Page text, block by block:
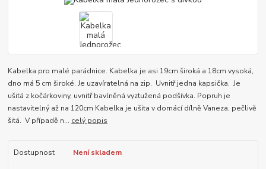
Kabelka pro malé parádnice. Kabelka je asi 19cm široká a 18cm vysoká,
dno má 5 cm široké. Je uzavíratelná na zip. Uvnitř jedna kapsička. Je
ušitá z kočárkoviny, uvnitř bavlněná vyztužená podšívka. Popruh je
nastavitelný až na 120cm Kabelka je ušita v domácí dílně Vaneza, pečlivě
šitá. V případě n... celý popis
Dostupnost Není skladem